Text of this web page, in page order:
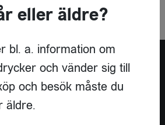
du leverantör?
eller äldre?
bl. a. information om
och vänder sig till
och besök måste du
äldre.